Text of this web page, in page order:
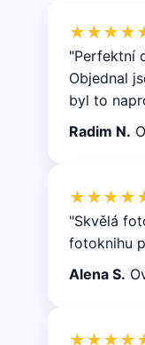
"Perfektní
Objednal
byl to
Radim N.
"Skvělá
fotoknihu
Alena S.